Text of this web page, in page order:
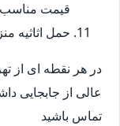
قیمت مناسب
حمل اثاثیه
در هر نقطه ای از
عالی از جابجایی
تماس باشید